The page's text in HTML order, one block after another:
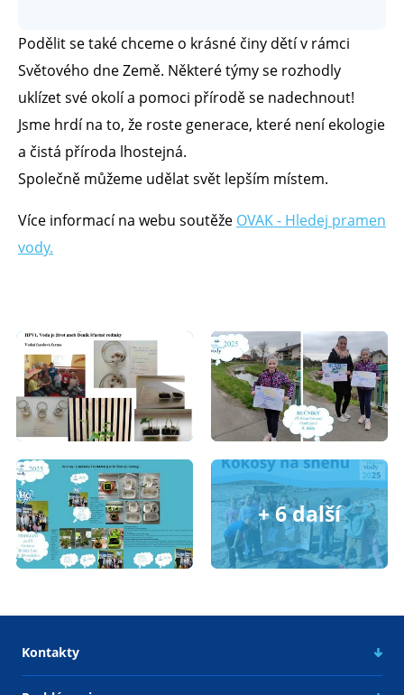
Podělit se také chceme o krásné činy dětí v rámci
Světového dne Země. Některé týmy se rozhodly
uklízet své okolí a pomoci přírodě se nadechnout!
Jsme hrdí na to, že roste generace, které není ekologie
a čistá příroda lhostejná.
Společně můžeme udělat svět lepším místem.
Více informací na webu soutěže OVAK - Hledej pramen
vody.
Kontakty